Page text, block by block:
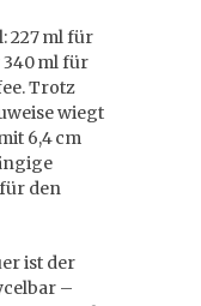
227 ml für
340 ml für
Trotz
wiegt
6,4 cm
den
ist der
–